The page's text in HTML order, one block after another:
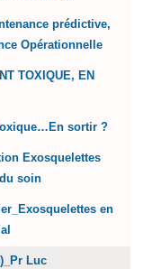
prédictive,
Opérationnelle
TOXIQUE, EN
sortir ?
Exosquelettes
soin
en
Luc